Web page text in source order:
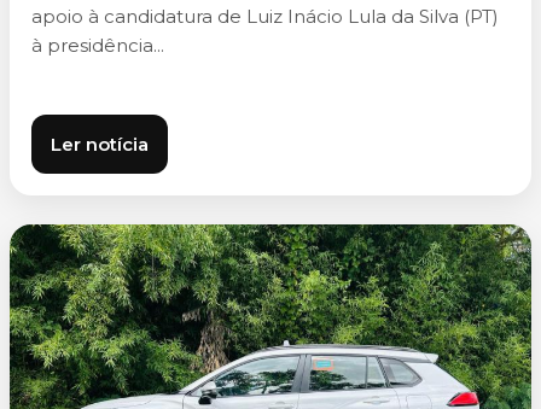
apoio à candidatura de Luiz Inácio Lula da Silva (PT)
à presidência...
Ler notícia